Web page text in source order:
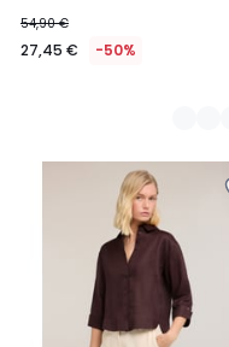
54,90 €
27,45 € -50%